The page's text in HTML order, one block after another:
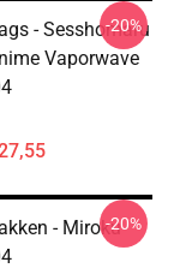
- Sesshomaru
Vaporwave
-20%
- Miroku-20%